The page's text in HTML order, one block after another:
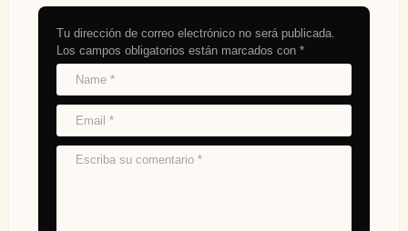
Tu dirección de correo electrónico no será publicada.
Los campos obligatorios están marcados con *